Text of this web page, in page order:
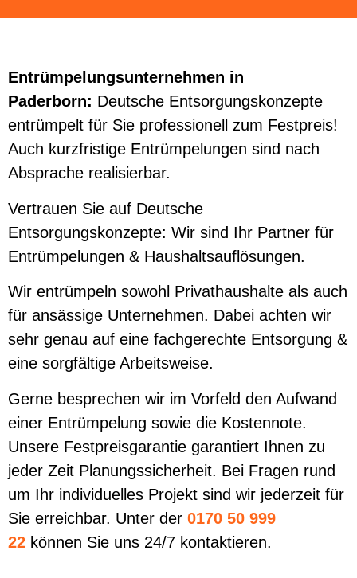
Entrümpelungsunternehmen in
Paderborn: Deutsche Entsorgungskonzepte
entrümpelt für Sie professionell zum Festpreis!
Auch kurzfristige Entrümpelungen sind nach
Absprache realisierbar.
Vertrauen Sie auf Deutsche
Entsorgungskonzepte: Wir sind Ihr Partner für
Entrümpelungen & Haushaltsauflösungen.
Wir entrümpeln sowohl Privathaushalte als auch
für ansässige Unternehmen. Dabei achten wir
sehr genau auf eine fachgerechte Entsorgung &
eine sorgfältige Arbeitsweise.
Gerne besprechen wir im Vorfeld den Aufwand
einer Entrümpelung sowie die Kostennote.
Unsere Festpreisgarantie garantiert Ihnen zu
jeder Zeit Planungssicherheit. Bei Fragen rund
um Ihr individuelles Projekt sind wir jederzeit für
Sie erreichbar. Unter der 0170 50 999
22 können Sie uns 24/7 kontaktieren.